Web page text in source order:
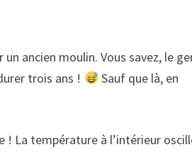
ancien moulin. Vous savez, le
trois ans !
Sauf que là, en
! La température à l’intérieur